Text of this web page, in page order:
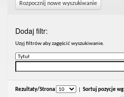
Rozpocznij nowe wyszukiwanie
Dodaj filtr:
Uzyj filtrów aby zagęścić wyszukiwanie.
Rezultaty/Strona Sortuj pozycje wg